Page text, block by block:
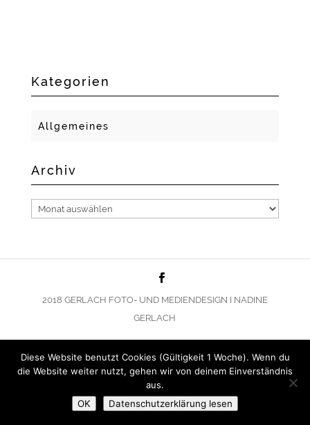
Kategorien
Allgemeines
Archiv
Archiv
2018 GERLACH FOTO- UND MEDIENDESIGN I NADINE
GERLACH
Diese Website benutzt Cookies (Gültigkeit 1 Woche). Wenn du
die Website weiter nutzt, gehen wir von deinem Einverständnis
aus.
OK
Datenschutzerklärung lesen